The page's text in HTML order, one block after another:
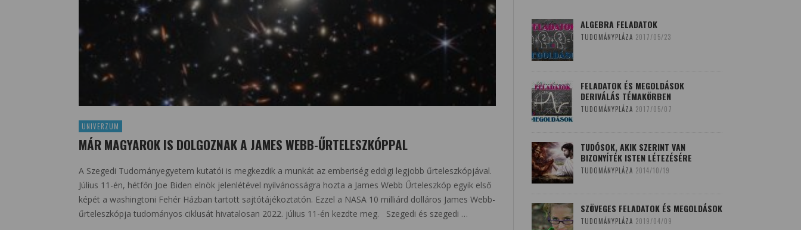
UNIVERZUM
MÁR MAGYAROK IS DOLGOZNAK A JAMES WEBB-ŰRTELESZKÓPPAL
A Szegedi Tudományegyetem kutatói is megkezdik a munkát az emberiség eddigi legjobb űrteleszkópjával.
Július 11-én, hétfőn Joe Biden elnök jelenlétével nyilvánosságra hozta a James Webb Űrteleszkóp egyik első
képét a washingtoni Fehér Házban tartott sajtótájékoztatón. Ezzel a NASA 10 milliárd dolláros James Webb-
űrteleszkópja tudományos ciklusát hivatalosan 2022. július 11-én kezdte meg. Szegedi és szegedi …
ALGEBRA FELADATOK
TUDOMÁNYPLÁZA 2017/05/23
FELADATOK ÉS MEGOLDÁSOK
DERIVÁLÁS TÉMAKÖRBEN
TUDOMÁNYPLÁZA 2017/05/07
TUDÓSOK, AKIK SZERINT VAN
BIZONYÍTÉK ISTEN LÉTEZÉSÉRE
TUDOMÁNYPLÁZA 2014/10/19
SZÖVEGES FELADATOK ÉS MEGOLDÁSOK
TUDOMÁNYPLÁZA 2019/04/09